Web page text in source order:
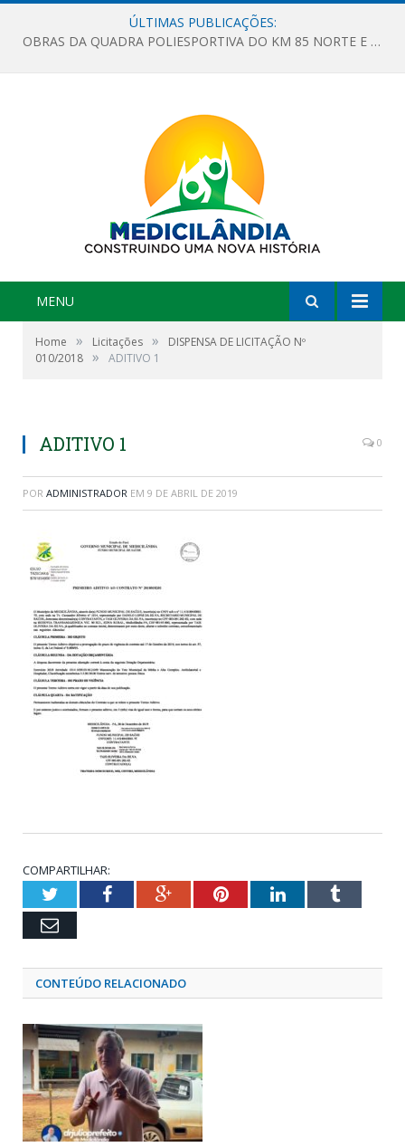
ÚLTIMAS PUBLICAÇÕES:
OBRAS DA QUADRA POLIESPORTIVA DO KM 85 NORTE E DA ESCOLA GASPAR VIANA AVANÇAM
MENU
Home » Licitações »
DISPENSA DE LICITAÇÃO Nº
010/2018 » ADITIVO 1
ADITIVO 1 0
POR ADMINISTRADOR EM 9 DE ABRIL DE 2019
COMPARTILHAR:
TwitterFacebookGoogle+PinterestLinkedInTumblr
Email
CONTEÚDO RELACIONADO